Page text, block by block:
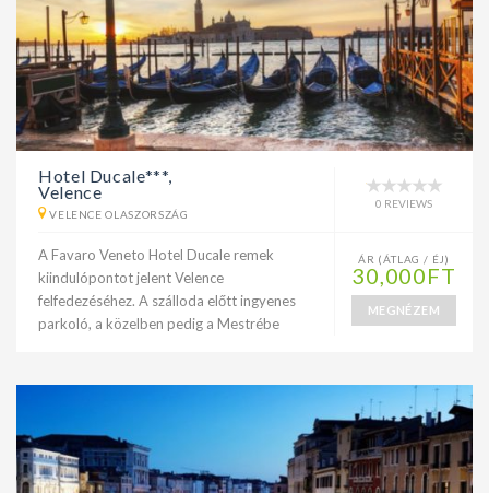
Hotel Ducale***,
Velence
VELENCE OLASZORSZÁG
0 REVIEWS
A Favaro Veneto Hotel Ducale remek
kiindulópontot jelent Velence
felfedezéséhez. A szálloda előtt ingyenes
parkoló, a közelben pedig a Mestrébe
ÁR (ÁTLAG / ÉJ)
30,000FT
MEGNÉZEM